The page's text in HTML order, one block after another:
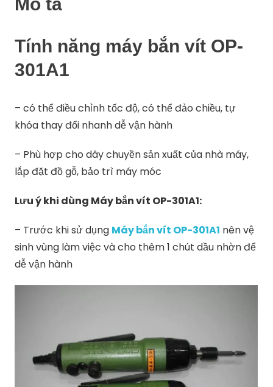
Mô tả
Tính năng máy bắn vít OP-
301A1
– có thể điều chỉnh tốc độ, có thể đảo chiều, tự
khóa thay đổi nhanh dễ vận hành
– Phù hợp cho dây chuyền sản xuất của nhà máy,
lắp đặt đồ gỗ, bảo trì máy móc
Lưu ý khi dùng Máy bắn vít OP-301A1:
– Trước khi sử dụng Máy bắn vít OP-301A1 nên vệ
sinh vùng làm việc và cho thêm 1 chút dầu nhờn để
dễ vận hành